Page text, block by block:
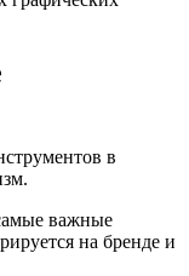
в
важные
на бренде и